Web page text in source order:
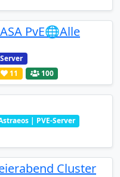
PvE🌐Alle
11 100
| PVE-Server
Cluster